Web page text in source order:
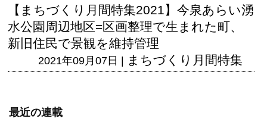
【まちづくり月間特集2021】今泉あらい湧
水公園周辺地区=区画整理で生まれた町、
新旧住民で景観を維持管理
2021年09月07日 | まちづくり月間特集
最近の連載